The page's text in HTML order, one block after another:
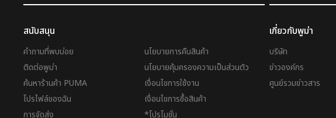
สนับสนุน
คำถามที่พบบ่อย
ติดต่อพูม่า
ค้นหาร้านค้า PUMA
โปรไฟล์ของฉัน
การจัดส่ง
นโยบายการคืนสินค้า
นโยบายคุ้มครองความเป็นส่วนตัว
เงื่อนไขการใช้งาน
เงื่อนไขการซื้อสินค้า
*โปรโมชั่น
เกี่ยวกับพูม่า
บริษัท
ข่าวองค์กร
ศูนย์รวมข่าวสาร